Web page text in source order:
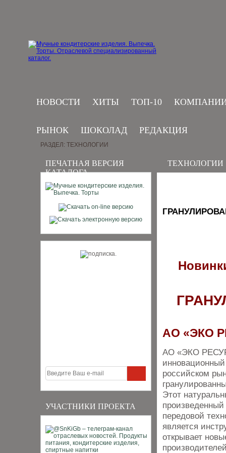
НОВОСТИ ХИТЫ ТОП-10
РЫНОК ШОКОЛАД РЕДАКЦИЯ
ПЕЧАТНАЯ ВЕРСИЯ
КАТАЛОГА
УЧАСТНИКИ ПРОЕКТА
РАЗДЕЛ: ТЕХНОЛОГИИ
ТЕХНОЛОГИИ
АО «ЭКО
АО «ЭКО
российском
Этот
передовой
является
открывает